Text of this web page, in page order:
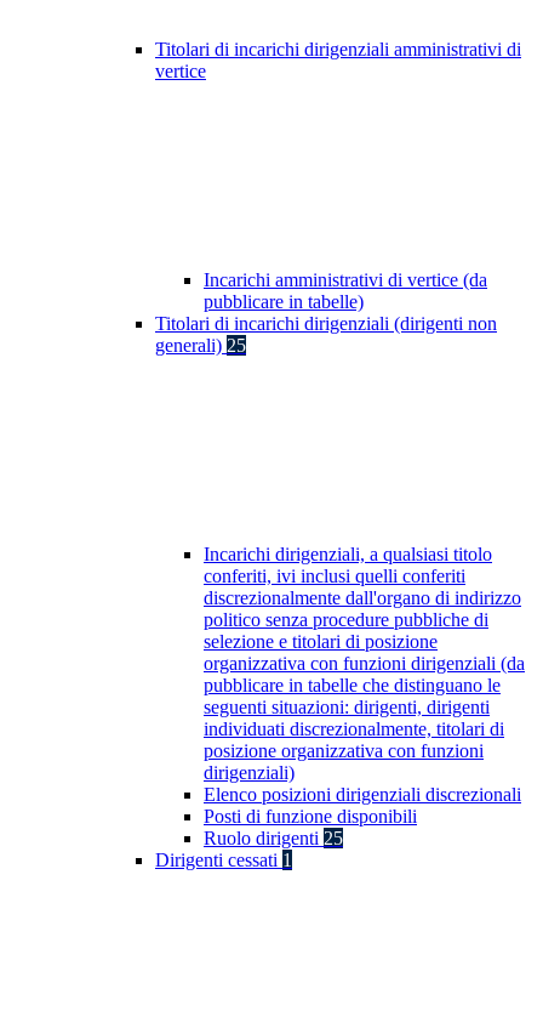
Titolari di incarichi dirigenziali amministrativi di
vertice
Incarichi amministrativi di vertice (da
pubblicare in tabelle)
Titolari di incarichi dirigenziali (dirigenti non
generali) 25
Incarichi dirigenziali, a qualsiasi titolo
conferiti, ivi inclusi quelli conferiti
discrezionalmente dall'organo di indirizzo
politico senza procedure pubbliche di
selezione e titolari di posizione
organizzativa con funzioni dirigenziali (da
pubblicare in tabelle che distinguano le
seguenti situazioni: dirigenti, dirigenti
individuati discrezionalmente, titolari di
posizione organizzativa con funzioni
dirigenziali)
Elenco posizioni dirigenziali discrezionali
Posti di funzione disponibili
Ruolo dirigenti 25
Dirigenti cessati 1